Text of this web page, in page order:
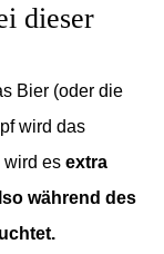
dieser
Bier (oder die
wird das
wird es extra
während des